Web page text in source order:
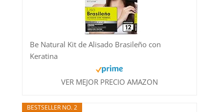
Be Natural Kit de Alisado Brasileño con
Keratina
VER MEJOR PRECIO AMAZON
BESTSELLER NO. 2